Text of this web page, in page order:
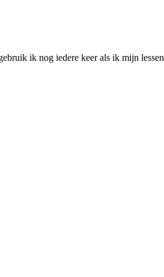
ik nog iedere keer als ik mijn lessen